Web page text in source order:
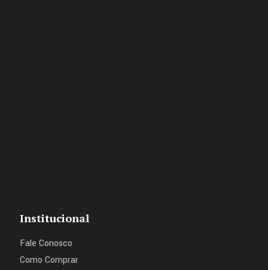
Institucional
Fale Conosco
Como Comprar